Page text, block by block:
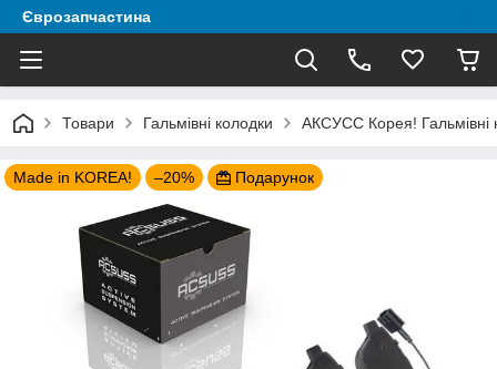
Єврозапчастина
Товари Гальмівні колодки АКСУСС Корея! Гальмівні
Made in KOREA! –20% Подарунок